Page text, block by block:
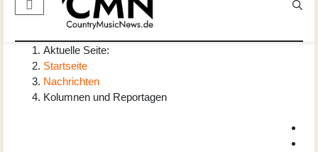
Aktuelle Seite:
Startseite
Nachrichten
Kolumnen und Reportagen